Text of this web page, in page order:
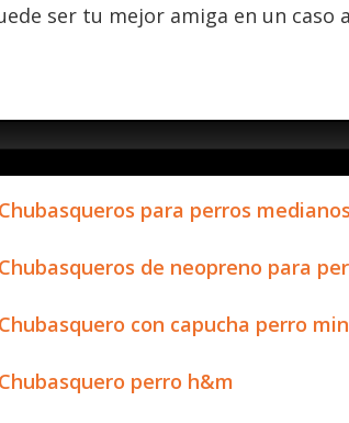
ser tu mejor amiga en un caso
Chubasqueros para perros
Chubasqueros de neopreno para
Chubasquero con capucha perro
Chubasquero perro h&m